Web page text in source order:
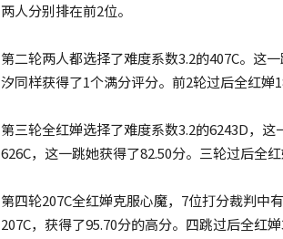
两人分别排在前2位。
第二轮两人都选择了难度系数3.2的407C。这
汐同样获得了1个满分评分。前2轮过后全红婵
第三轮全红婵选择了难度系数3.2的6243D，
626C，这一跳她获得了82.50分。三轮过后全
第四轮207C全红婵克服心魔，7位打分裁判中
207C，获得了95.70分的高分。四跳过后全红